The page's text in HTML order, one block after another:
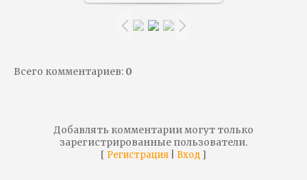
Всего комментариев: 0
Добавлять комментарии могут только
зарегистрированные пользователи.
[ Регистрация Вход ]